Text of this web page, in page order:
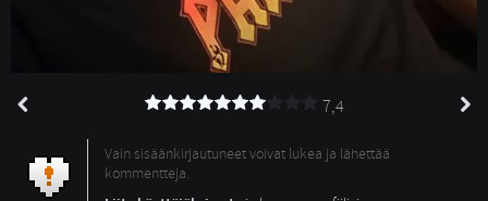
7,4
Vain sisäänkirjautuneet voivat lukea ja lähettää
kommentteja.